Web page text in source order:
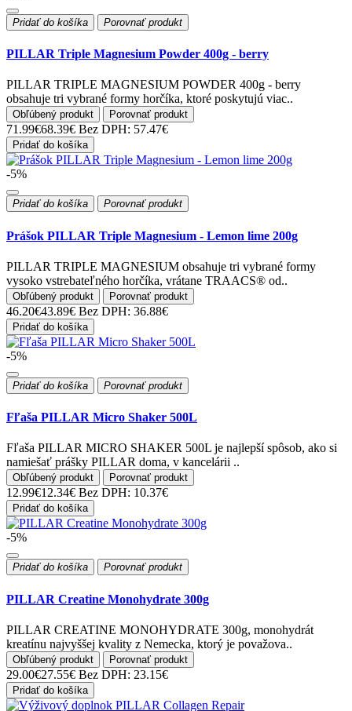
Pridať do košíka Porovnať produkt
PILLAR Triple Magnesium Powder 400g - berry
PILLAR TRIPLE MAGNESIUM POWDER 400g - berry
obsahuje tri vybrané formy horčíka, ktoré poskytujú viac..
Obľúbený produkt Porovnať produkt
71.99€68.39€ Bez DPH: 57.47€
Pridať do košíka
-5%
Pridať do košíka Porovnať produkt
Prášok PILLAR Triple Magnesium - Lemon lime 200g
PILLAR TRIPLE MAGNESIUM obsahuje tri vybrané formy
vysoko vstrebateľného horčíka, vrátane TRAACS® od..
Obľúbený produkt Porovnať produkt
46.20€43.89€ Bez DPH: 36.88€
Pridať do košíka
-5%
Pridať do košíka Porovnať produkt
Fľaša PILLAR Micro Shaker 500L
Fľaša PILLAR MICRO SHAKER 500L je najlepší spôsob, ako si
namiešať prášky PILLAR doma, v kancelárii ..
Obľúbený produkt Porovnať produkt
12.99€12.34€ Bez DPH: 10.37€
Pridať do košíka
-5%
Pridať do košíka Porovnať produkt
PILLAR Creatine Monohydrate 300g
PILLAR CREATINE MONOHYDRATE 300g, monohydrát
kreatínu najvyššej kvality z Nemecka, ktorý je považova..
Obľúbený produkt Porovnať produkt
29.00€27.55€ Bez DPH: 23.15€
Pridať do košíka